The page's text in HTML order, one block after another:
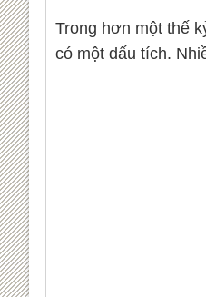
Trong hơn một thế
có một dấu tích.